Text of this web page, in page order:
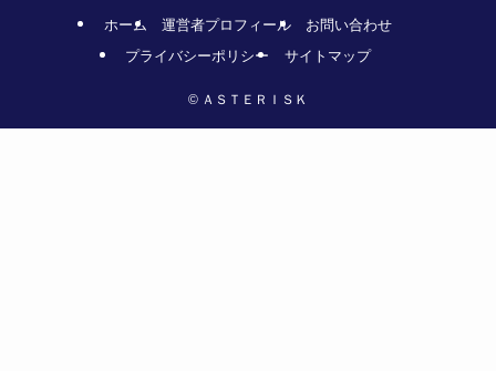
ホーム 運営者プロフィール
お問い合わせ
プライバシーポリシー
サイトマップ
© ＡＳＴＥＲＩＳＫ